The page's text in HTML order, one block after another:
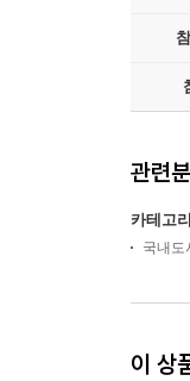
관련
카테고
국내도
이 상